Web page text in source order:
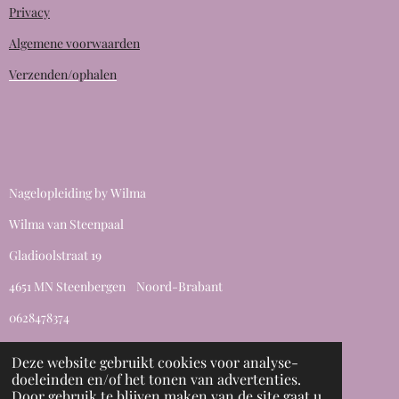
Deze website gebruikt cookies voor analyse-
doeleinden en/of het tonen van advertenties.
Privacy
Algemene voorwaarden
Verzenden/ophalen
Nagelopleiding by Wilma
Wilma van Steenpaal
Gladioolstraat 19
4651 MN Steenbergen Noord-Brabant
0628478374
© 2020 - 2026 Nagelopleidingbywilma
Powered byJouwWeb